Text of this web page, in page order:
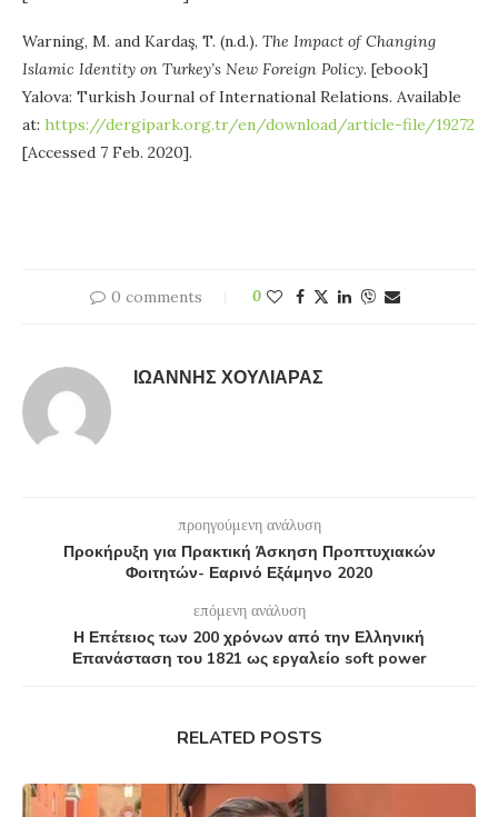
Warning, M. and Kardaş, T. (n.d.). The Impact of Changing
Islamic Identity on Turkey’s New Foreign Policy. [ebook]
Yalova: Turkish Journal of International Relations. Available
at: https://dergipark.org.tr/en/download/article-file/19272
[Accessed 7 Feb. 2020].
0 comments 0
ΙΩΆΝΝΗΣ ΧΟΥΛΙΆΡΑΣ
προηγούμενη ανάλυση
Προκήρυξη για Πρακτική Άσκηση Προπτυχιακών
Φοιτητών- Εαρινό Εξάμηνο 2020
επόμενη ανάλυση
Η Επέτειος των 200 χρόνων από την Ελληνική
Επανάσταση του 1821 ως εργαλείο soft power
RELATED POSTS